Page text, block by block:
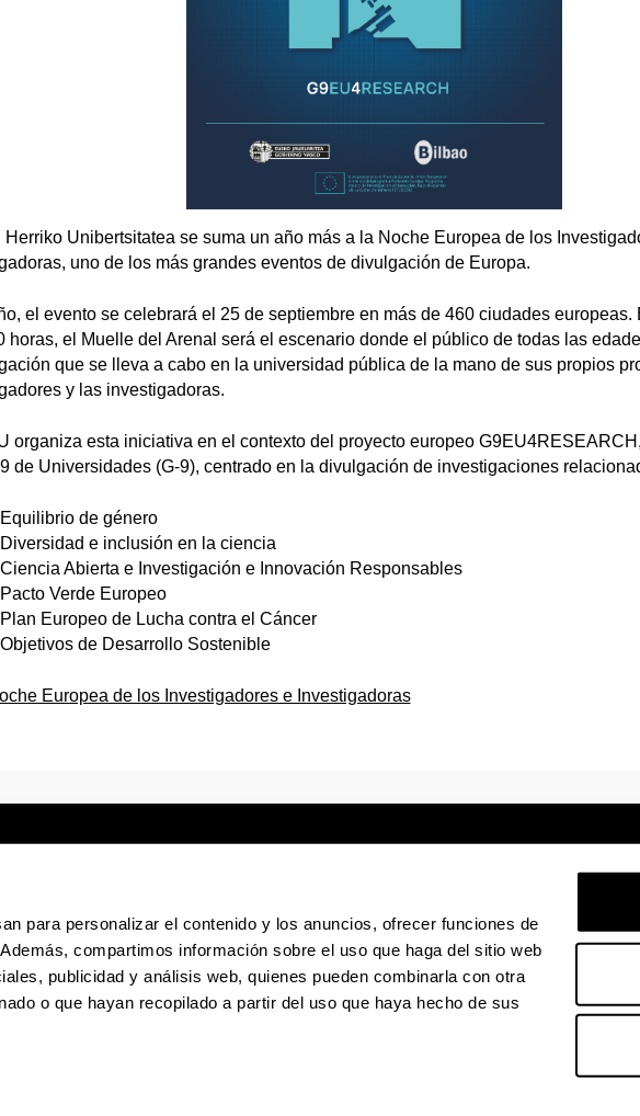
para personalizar el contenido y los anuncios, ofrecer funciones de
compartimos información sobre el uso que haga del sitio web
publicidad y análisis web, quienes pueden combinarla con otra
o que hayan recopilado a partir del uso que haya hecho de sus
Herriko Unibertsitatea se suma un año más a la Noche Europea de los
uno de los más grandes eventos de divulgación de Europa.
el evento se celebrará el 25 de septiembre en más de 460 ciudades europeas.
horas, el Muelle del Arenal será el escenario donde el público de todas las
que se lleva a cabo en la universidad pública de la mano de sus propios
y las investigadoras.
organiza esta iniciativa en el contexto del proyecto europeo
de Universidades (G-9), centrado en la divulgación de investigaciones
Equilibrio de género
Diversidad e inclusión en la ciencia
Ciencia Abierta e Investigación e Innovación Responsables
Pacto Verde Europeo
Plan Europeo de Lucha contra el Cáncer
Objetivos de Desarrollo Sostenible
Europea de los Investigadores e Investigadoras
Sede electrónica Accesibilidad Información legal Mapa
La EHU en TiktokLa EHU en BlueskyLa EHU en FacebookLa EHU en Linkedin
La EHU enLa